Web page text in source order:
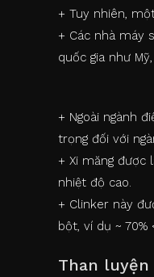
+ Tuy nhiên,
+ Các nhà máy
quốc gia như
+ Ngoài ngành
trọng đối với
+ Xi măng được
nhiệt độ cao.
+ Clinker này
bột, ví dụ ~
Than